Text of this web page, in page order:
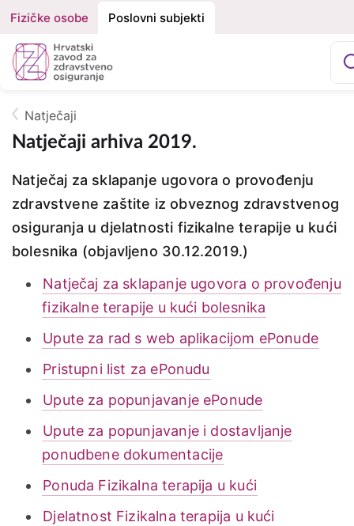
na
Fizičke
osobe
i
Poslovne
subjekte
Fizičke osobe Poslovni subjekti
Breadcrumb
Natječaji
Natječaji arhiva 2019.
Natječaj za sklapanje ugovora o provođenju
zdravstvene zaštite iz obveznog zdravstvenog
osiguranja u djelatnosti fizikalne terapije u kući
bolesnika (objavljeno 30.12.2019.)
Natječaj za sklapanje ugovora o provođenju
fizikalne terapije u kući bolesnika
Upute za rad s web aplikacijom ePonude
Pristupni list za ePonudu
Upute za popunjavanje ePonude
Upute za popunjavanje i dostavljanje
ponudbene dokumentacije
Ponuda Fizikalna terapija u kući
Djelatnost Fizikalna terapija u kući
Izbornik
Zdravstvena zaštita
Zdravstvena zaštita u
e-Zdravstveno
Projekti